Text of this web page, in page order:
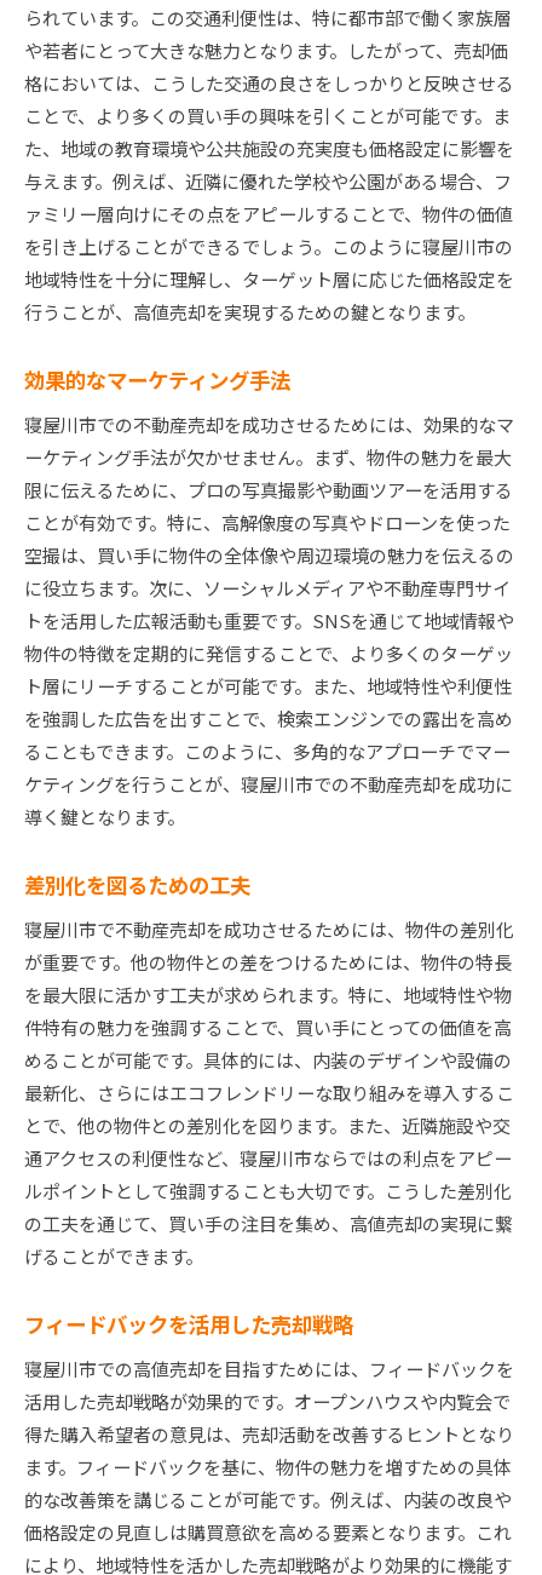
られています。この交通利便性は、特に都市部で働く家族層
や若者にとって大きな魅力となります。したがって、売却価
格においては、こうした交通の良さをしっかりと反映させる
ことで、より多くの買い手の興味を引くことが可能です。ま
た、地域の教育環境や公共施設の充実度も価格設定に影響を
与えます。例えば、近隣に優れた学校や公園がある場合、フ
ァミリー層向けにその点をアピールすることで、物件の価値
を引き上げることができるでしょう。このように寝屋川市の
地域特性を十分に理解し、ターゲット層に応じた価格設定を
行うことが、高値売却を実現するための鍵となります。
効果的なマーケティング手法
寝屋川市での不動産売却を成功させるためには、効果的なマ
ーケティング手法が欠かせません。まず、物件の魅力を最大
限に伝えるために、プロの写真撮影や動画ツアーを活用する
ことが有効です。特に、高解像度の写真やドローンを使った
空撮は、買い手に物件の全体像や周辺環境の魅力を伝えるの
に役立ちます。次に、ソーシャルメディアや不動産専門サイ
トを活用した広報活動も重要です。SNSを通じて地域情報や
物件の特徴を定期的に発信することで、より多くのターゲッ
ト層にリーチすることが可能です。また、地域特性や利便性
を強調した広告を出すことで、検索エンジンでの露出を高め
ることもできます。このように、多角的なアプローチでマー
ケティングを行うことが、寝屋川市での不動産売却を成功に
導く鍵となります。
差別化を図るための工夫
寝屋川市で不動産売却を成功させるためには、物件の差別化
が重要です。他の物件との差をつけるためには、物件の特長
を最大限に活かす工夫が求められます。特に、地域特性や物
件特有の魅力を強調することで、買い手にとっての価値を高
めることが可能です。具体的には、内装のデザインや設備の
最新化、さらにはエコフレンドリーな取り組みを導入するこ
とで、他の物件との差別化を図ります。また、近隣施設や交
通アクセスの利便性など、寝屋川市ならではの利点をアピー
ルポイントとして強調することも大切です。こうした差別化
の工夫を通じて、買い手の注目を集め、高値売却の実現に繋
げることができます。
フィードバックを活用した売却戦略
寝屋川市での高値売却を目指すためには、フィードバックを
活用した売却戦略が効果的です。オープンハウスや内覧会で
得た購入希望者の意見は、売却活動を改善するヒントとなり
ます。フィードバックを基に、物件の魅力を増すための具体
的な改善策を講じることが可能です。例えば、内装の改良や
価格設定の見直しは購買意欲を高める要素となります。これ
により、地域特性を活かした売却戦略がより効果的に機能す